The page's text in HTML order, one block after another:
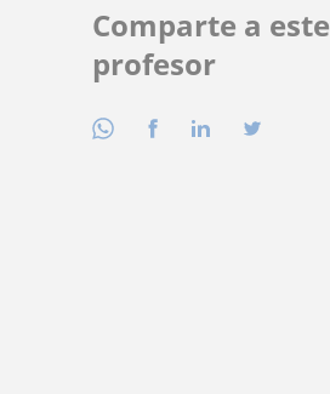
Comparte a este
profesor